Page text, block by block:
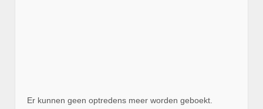
Er kunnen geen optredens meer worden geboekt.